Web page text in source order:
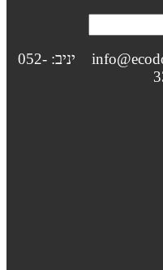
נשמח לשמוע ממך! info@ecodome.co.il יניב: 052-